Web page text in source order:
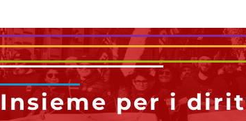
Insieme per i